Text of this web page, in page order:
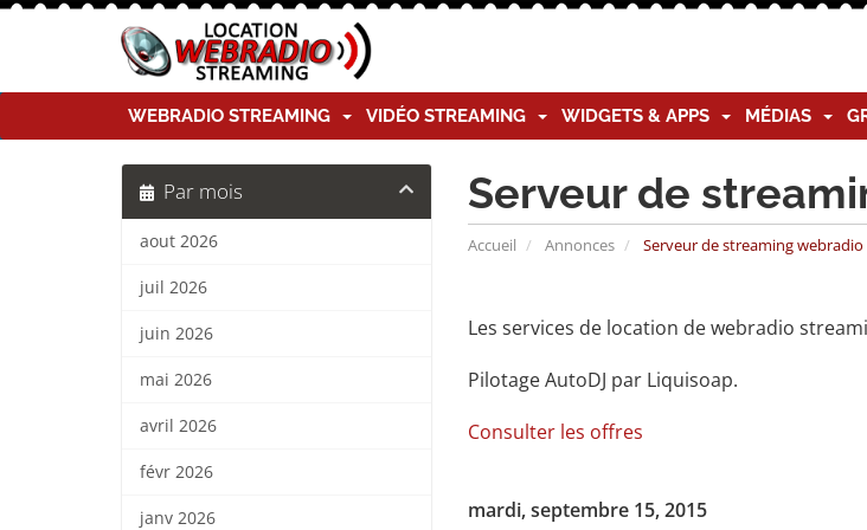
WEBRADIO STREAMING VIDÉO STREAMING WIDGETS & APPS MÉDIAS
Serveur de
Accueil Annonces Serveur de streaming webradio
Par mois
aout 2026
juil 2026
juin 2026
mai 2026
avril 2026
févr 2026
janv 2026
Les services de location de webradio
Pilotage AutoDJ par Liquisoap.
Consulter les offres
mardi, septembre 15, 2015